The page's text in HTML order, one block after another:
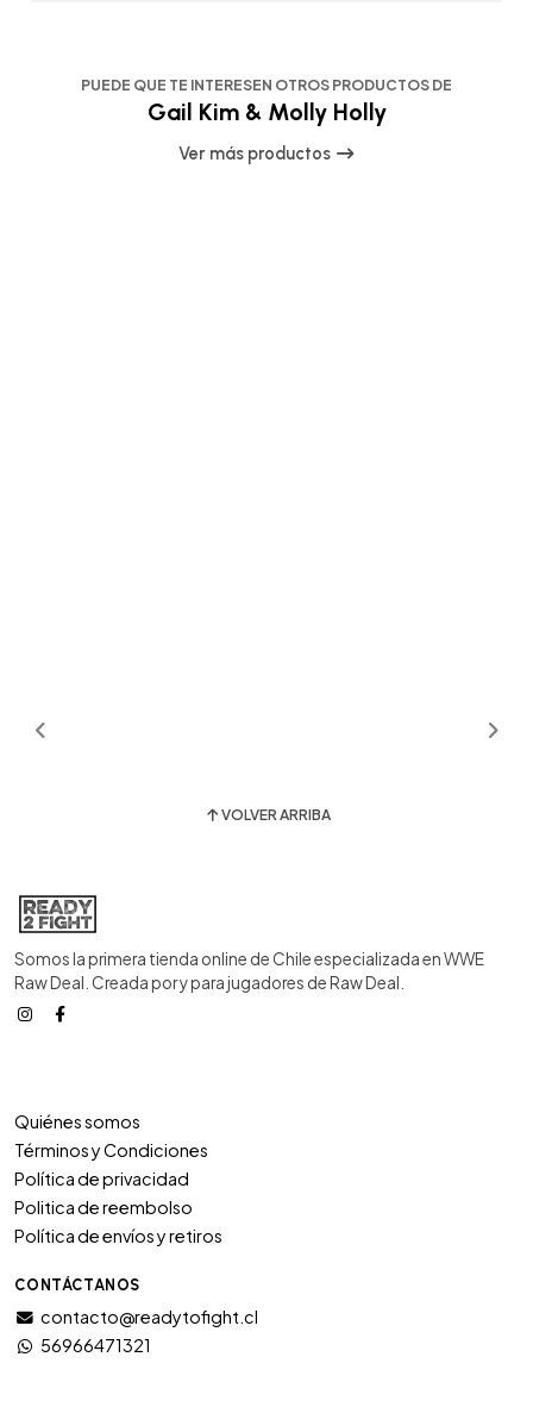
PUEDE QUE TE INTERESEN OTROS PRODUCTOS DE
Gail Kim & Molly Holly
Ver más productos
VOLVER ARRIBA
Somos la primera tienda online de Chile especializada en WWE
Raw Deal. Creada por y para jugadores de Raw Deal.
Quiénes somos
Términos y Condiciones
Política de privacidad
Politica de reembolso
Política de envíos y retiros
CONTÁCTANOS
contacto@readytofight.cl
56966471321